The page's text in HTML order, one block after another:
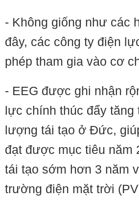
- Không giống như các
đây, các công ty điện
phép tham gia vào cơ
- EEG được ghi nhận
lực chính thúc đẩy tăng
lượng tái tạo ở Đức,
đạt được mục tiêu năm
tái tạo sớm hơn 3 năm
trường điện mặt trời